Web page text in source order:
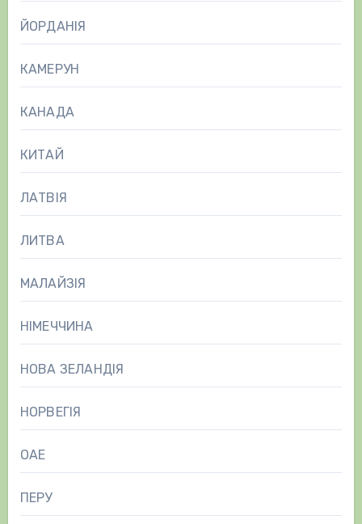
ЙОРДАНІЯ
КАМЕРУН
КАНАДА
КИТАЙ
ЛАТВІЯ
ЛИТВА
МАЛАЙЗІЯ
НІМЕЧЧИНА
НОВА ЗЕЛАНДІЯ
НОРВЕГІЯ
ОАЕ
ПЕРУ